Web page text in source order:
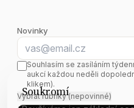
Soukromí
Novinky
E-mail
Souhlasím se zasíláním
aukcí každou neděli
klikem).
Vybrat rubriky (nepovinné)